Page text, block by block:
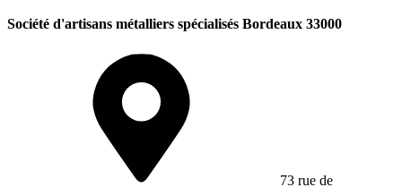
Société d'artisans métalliers spécialisés Bordeaux 33000
73 rue de